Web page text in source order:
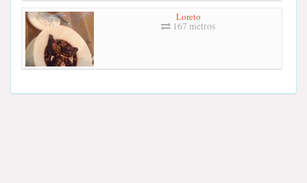
Loreto
167 metros